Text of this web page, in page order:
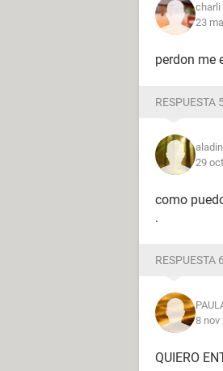
charli
23
perdon me
RESPUESTA
29
como
.
RESPUESTA
8 nov
QUIERO